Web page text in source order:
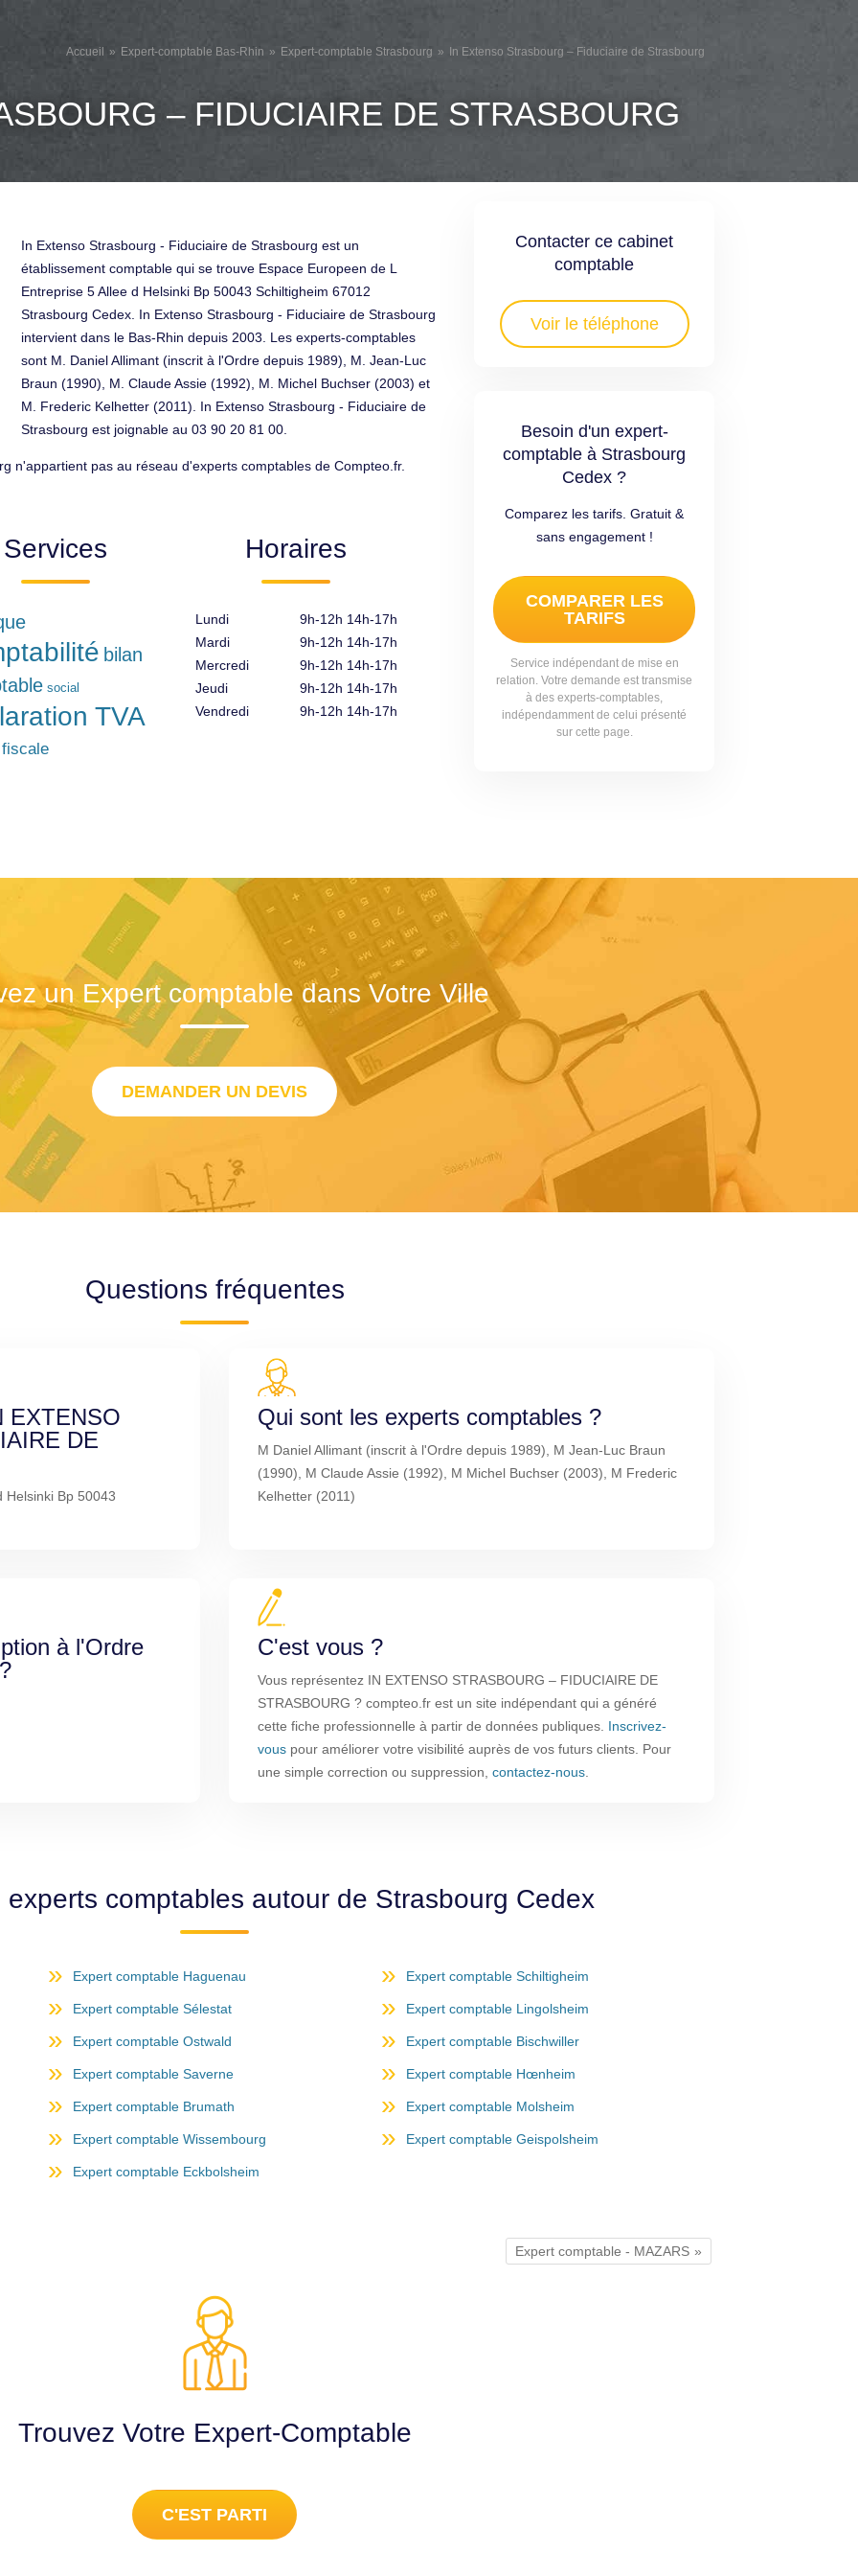
Accueil Expert-comptable Bas-Rhin Expert-comptable Strasbourg In Extenso Strasbourg – Fiduciaire de Strasbourg
– FIDUCIAIRE DE STRASBOURG
Contacter ce cabinet
comptable
Voir le téléphone
Besoin d'un expert-
comptable à Strasbourg
Cedex ?
Comparez les tarifs. Gratuit &
sans engagement !
COMPARER LES
TARIFS
Service indépendant de mise en
relation. Votre demande est transmise
à des experts-comptables,
indépendamment de celui présenté
sur cette page.
In Extenso Strasbourg - Fiduciaire de Strasbourg est un
établissement comptable qui se trouve Espace Europeen de L
Entreprise 5 Allee d Helsinki Bp 50043 Schiltigheim 67012
Strasbourg Cedex. In Extenso Strasbourg - Fiduciaire de Strasbourg
intervient dans le Bas-Rhin depuis 2003. Les experts-comptables
sont M. Daniel Allimant (inscrit à l'Ordre depuis 1989), M. Jean-Luc
Braun (1990), M. Claude Assie (1992), M. Michel Buchser (2003) et
M. Frederic Kelhetter (2011). In Extenso Strasbourg - Fiduciaire de
Strasbourg est joignable au 03 90 20 81 00.
n'appartient pas au réseau d'experts comptables de Compteo.fr.
Services
bilan
social
TVA
Horaires
Lundi
Mardi
Mercredi
Jeudi
Vendredi
9h-12h 14h-17h
9h-12h 14h-17h
9h-12h 14h-17h
9h-12h 14h-17h
9h-12h 14h-17h
un Expert comptable dans Votre Ville
DEMANDER UN DEVIS
Questions fréquentes
EXTENSO
DE
Helsinki Bp 50043
Qui sont les experts comptables ?
M Daniel Allimant (inscrit à l'Ordre depuis 1989), M Jean-Luc Braun
(1990), M Claude Assie (1992), M Michel Buchser (2003), M Frederic
Kelhetter (2011)
à l'Ordre
C'est vous ?
Vous représentez IN EXTENSO STRASBOURG – FIDUCIAIRE DE
STRASBOURG ? compteo.fr est un site indépendant qui a généré
cette fiche professionnelle à partir de données publiques. Inscrivez-
vous pour améliorer votre visibilité auprès de vos futurs clients. Pour
une simple correction ou suppression, contactez-nous
comptables autour de Strasbourg Cedex
Expert comptable Haguenau Expert comptable Schiltigheim
Expert comptable Sélestat Expert comptable Lingolsheim
Expert comptable Ostwald Expert comptable Bischwiller
Expert comptable Saverne Expert comptable Hœnheim
Expert comptable Brumath Expert comptable Molsheim
Expert comptable Wissembourg Expert comptable Geispolsheim
Expert comptable Eckbolsheim
Expert comptable - MAZARS
Trouvez Votre Expert-Comptable
C'EST PARTI